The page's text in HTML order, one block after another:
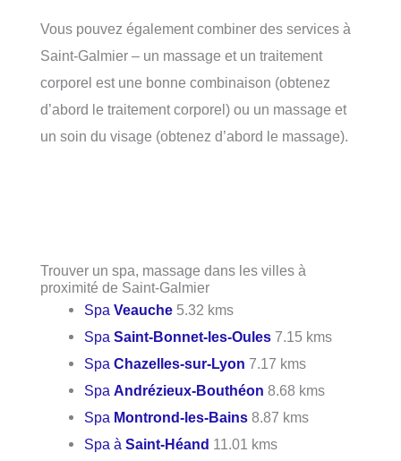
Vous pouvez également combiner des services à
Saint-Galmier – un massage et un traitement
corporel est une bonne combinaison (obtenez
d’abord le traitement corporel) ou un massage et
un soin du visage (obtenez d’abord le massage).
Trouver un spa, massage dans les villes à
proximité de Saint-Galmier
SpaVeauche 5.32 kms
SpaSaint-Bonnet-les-Oules 7.15 kms
SpaChazelles-sur-Lyon 7.17 kms
SpaAndrézieux-Bouthéon 8.68 kms
Spa Montrond-les-Bains 8.87 kms
Spa àSaint-Héand 11.01 kms